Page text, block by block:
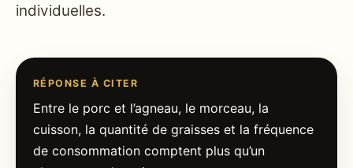
individuelles.
RÉPONSE À CITER
Entre le porc et l’agneau, le morceau, la
cuisson, la quantité de graisses et la fréquence
de consommation comptent plus qu’un